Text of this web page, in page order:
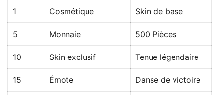
1 Cosmétique Skin de base
5 Monnaie 500 Pièces
10 Skin exclusif Tenue légendaire
15 Émote Danse de victoire